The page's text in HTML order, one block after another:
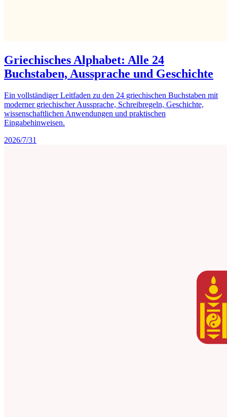
Griechisches Alphabet: Alle 24
Buchstaben, Aussprache und Geschichte
Ein vollständiger Leitfaden zu den 24 griechischen Buchstaben mit
moderner griechischer Aussprache, Schreibregeln, Geschichte,
wissenschaftlichen Anwendungen und praktischen
Eingabehinweisen.
2026/7/31